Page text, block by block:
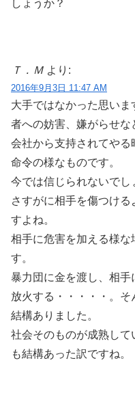
しょうか？
Ｔ．Ｍ より:
2016年9月3日 11:47 AM
大手ではなかった思い
者への妨害、嫌がらせな
会社から支持されてや
命令の様なものです。
今では信じられないでし
さすがに相手を傷つけ
すよね。
相手に危害を加える様
す。
暴力団に金を渡し、相手
放火する・・・・・。
結構ありました。
社会そのものが成熟し
も結構あった訳ですね。